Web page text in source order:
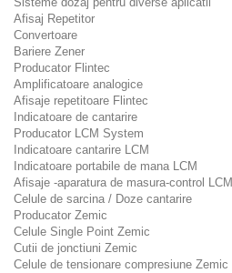
Afisaj Repetitor
Convertoare
Bariere Zener
Producator Flintec
Amplificatoare analogice
Afisaje repetitoare Flintec
Indicatoare de cantarire
Producator LCM System
Indicatoare cantarire LCM
Indicatoare portabile de mana LCM
Afisaje -aparatura de masura-control LCM
Celule de sarcina / Doze cantarire
Producator Zemic
Celule Single Point Zemic
Cutii de jonctiuni Zemic
Celule de tensionare compresiune Zemic